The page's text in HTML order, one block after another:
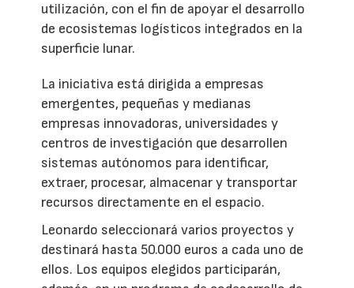
utilización, con el fin de apoyar el desarrollo
de ecosistemas logísticos integrados en la
superficie lunar.
La iniciativa está dirigida a empresas
emergentes, pequeñas y medianas
empresas innovadoras, universidades y
centros de investigación que desarrollen
sistemas autónomos para identificar,
extraer, procesar, almacenar y transportar
recursos directamente en el espacio.
Leonardo seleccionará varios proyectos y
destinará hasta 50.000 euros a cada uno de
ellos. Los equipos elegidos participarán,